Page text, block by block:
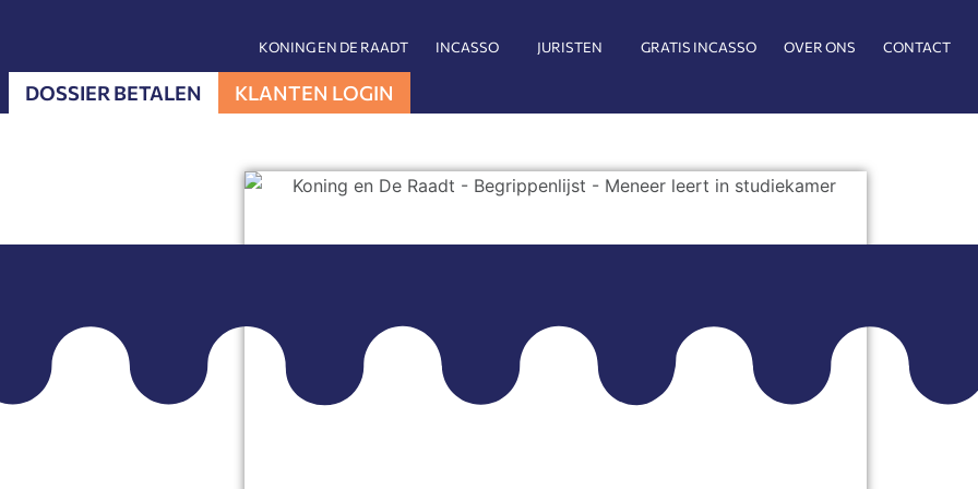
KONING EN DE RAADT INCASSO JURISTEN GRATIS INCASSO OVER ONS CONTACT
DOSSIER BETALEN KLANTEN LOGIN